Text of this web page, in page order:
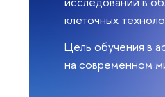
клеточных
Цель обучения в
на современном